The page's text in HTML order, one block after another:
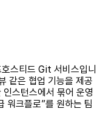
스티드 Git 서비스입니
같은 협업 기능을 제공
스턴스에서 묶어 운영
워크플로”를 원하는 팀